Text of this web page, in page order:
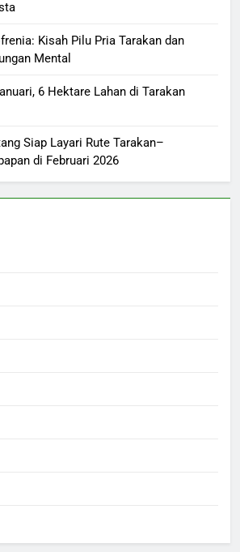
Kisah Pilu Pria Tarakan dan
Mental
6 Hektare Lahan di Tarakan
Siap Layari Rute Tarakan–
di Februari 2026